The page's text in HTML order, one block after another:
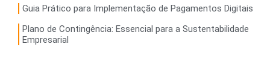
Guia Prático para Implementação de Pagamentos Digitais
Plano de Contingência: Essencial para a Sustentabilidade
Empresarial